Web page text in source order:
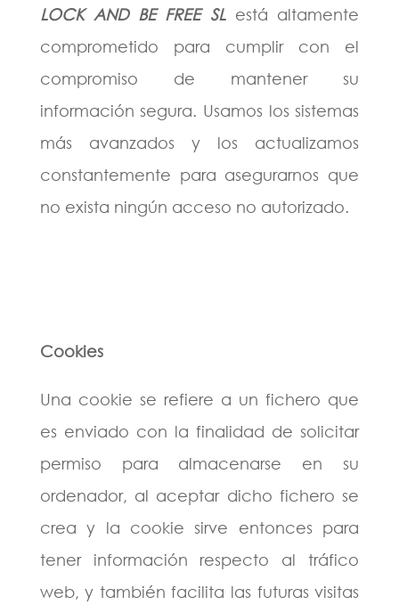
LOCK AND BE FREE SLestá altamente
comprometido para cumplir con el
compromiso de mantener su
información segura. Usamos los sistemas
más avanzados y los actualizamos
constantemente para asegurarnos que
no exista ningún acceso no autorizado.
Cookies
Una cookie se refiere a un fichero que
es enviado con la finalidad de solicitar
permiso para almacenarse en su
ordenador, al aceptar dicho fichero se
crea y la cookie sirve entonces para
tener información respecto al tráfico
web, y también facilita las futuras visitas